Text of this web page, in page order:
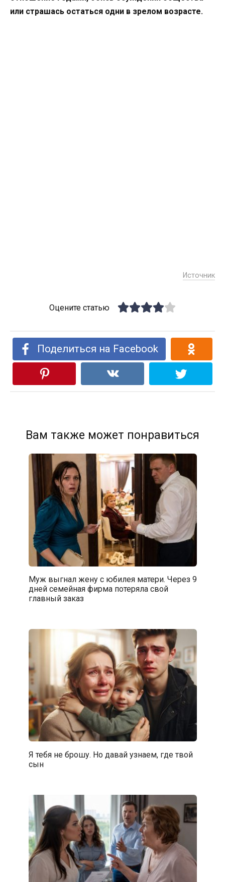
или страшась остаться одни в зрелом возрасте.
Источник
Оцените статью
Поделиться на Facebook
Вам также может понравиться
Муж выгнал жену с юбилея матери. Через 9
дней семейная фирма потеряла свой
главный заказ
Я тебя не брошу. Но давай узнаем, где твой
сын